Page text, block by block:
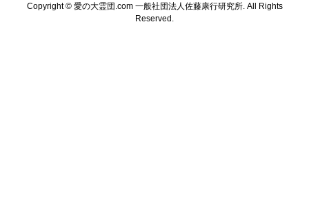
Copyright ©愛の大霊団.com 一般社団法人佐藤康行研究所. All Rights
Reserved.